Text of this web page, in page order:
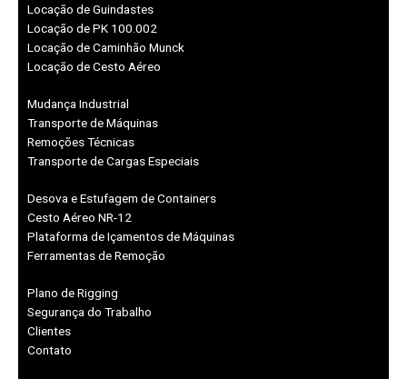
Locação de Guindastes
Locação de PK 100.002
Locação de Caminhão Munck
Locação de Cesto Aéreo
Mudança Industrial
Transporte de Máquinas
Remoções Técnicas
Transporte de Cargas Especiais
Desova e Estufagem de Containers
Cesto Aéreo NR-12
Plataforma de Içamentos de Máquinas
Ferramentas de Remoção
Plano de Rigging
Segurança do Trabalho
Clientes
Contato